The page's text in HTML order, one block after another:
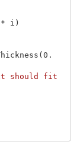
* i )
( 0.
should fit